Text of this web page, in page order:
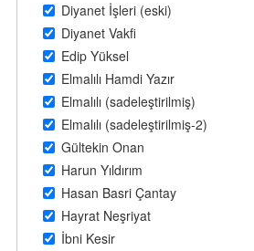
Diyanet İşleri (eski)
Diyanet Vakfi
Edip Yüksel
Elmalılı Hamdi Yazır
Elmalılı (sadeleştirilmiş)
Elmalılı (sadeleştirilmiş-2)
Gültekin Onan
Harun Yıldırım
Hasan Basri Çantay
Hayrat Neşriyat
İbni Kesir